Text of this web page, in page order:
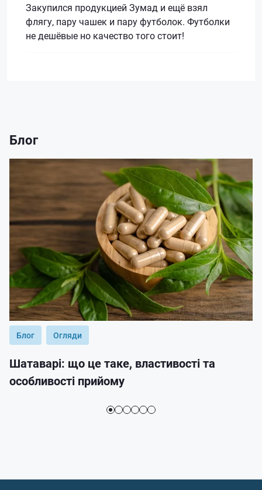
Закупился продукцией Зумад и ещё взял
флягу, пару чашек и пару футболок. Футболки
не дешёвые но качество того стоит!
Блог
Блог Огляди
Шатаварі: що це таке, властивості та
особливості прийому